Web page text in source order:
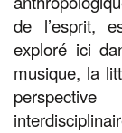
de l’esprit,
exploré ici
musique, la